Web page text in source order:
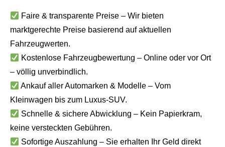
Faire & transparente Preise – Wir bieten
marktgerechte Preise basierend auf aktuellen
Fahrzeugwerten.
Kostenlose Fahrzeugbewertung – Online oder vor Ort
– völlig unverbindlich.
Ankauf aller Automarken & Modelle – Vom
Kleinwagen bis zum Luxus-SUV.
Schnelle & sichere Abwicklung – Kein Papierkram,
keine versteckten Gebühren.
Sofortige Auszahlung – Sie erhalten Ihr Geld direkt